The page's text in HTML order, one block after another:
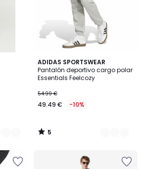
ADIDAS SPORTSWEAR
Pantalón deportivo cargo polar
Essentials Feelcozy
54.99 €
49.49 € -10%
5
/
5
2
Colores
5
/